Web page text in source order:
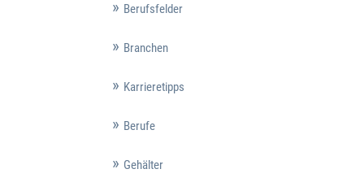
Berufsfelder
Branchen
Karrieretipps
Berufe
Gehälter